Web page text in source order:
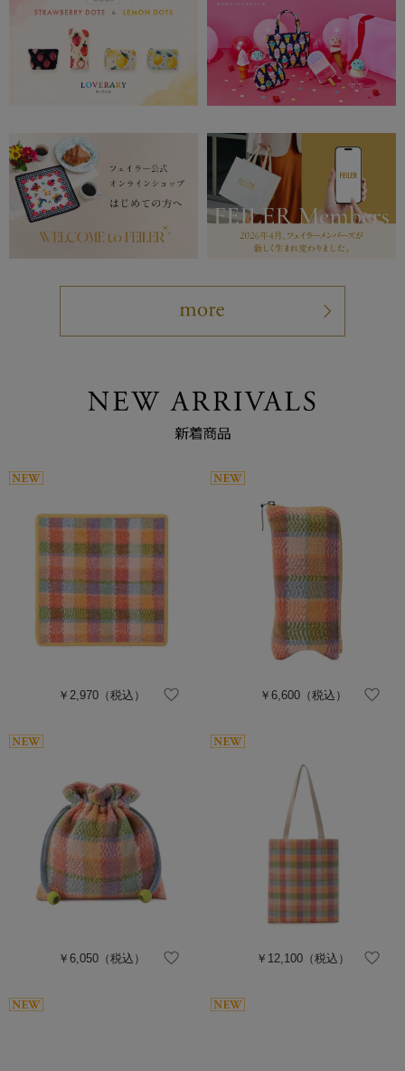
￥2,970 （税込） ￥6,600（税込）
￥6,050 （税込） ￥12,100 （税込）